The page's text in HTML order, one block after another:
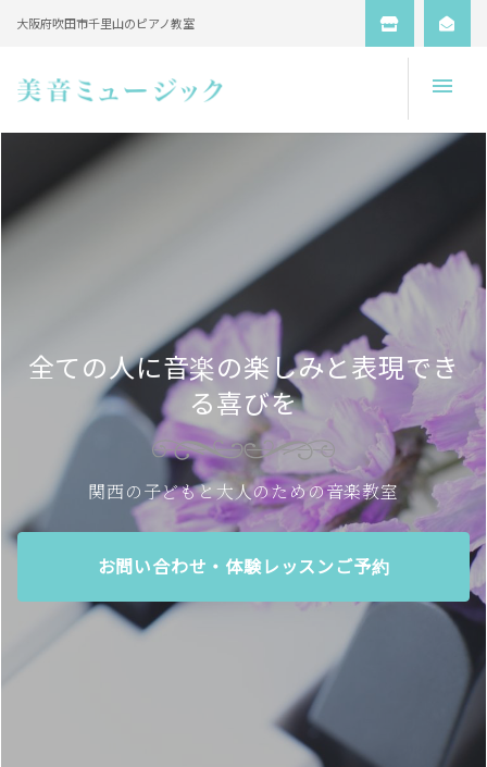
大阪府吹田市千里山のピアノ教室
全ての人に音楽の楽しみと表現でき
る喜びを
関西の子どもと大人のための音楽教室
お問い合わせ・体験レッスンご予約